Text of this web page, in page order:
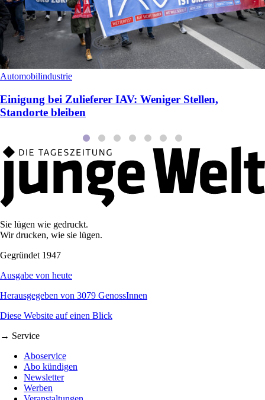
Automobilindustrie
Einigung bei Zulieferer IAV: Weniger Stellen,
Standorte bleiben
Sie lügen wie gedruckt.
Wir drucken, wie sie lügen.
Gegründet 1947
Ausgabe von heute
Herausgegeben von 3079 GenossInnen
Diese Website auf einen Blick
→ Service
Aboservice
Abo kündigen
Newsletter
Werben